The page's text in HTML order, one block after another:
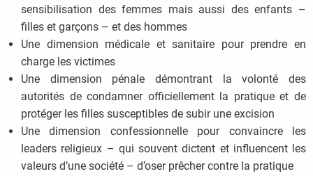
sensibilisation des femmes mais aussi des enfants –
filles et garçons – et des hommes
Une dimension médicale et sanitaire pour prendre en
charge les victimes
Une dimension pénale démontrant la volonté des
autorités de condamner officiellement la pratique et de
protéger les filles susceptibles de subir une excision
Une dimension confessionnelle pour convaincre les
leaders religieux – qui souvent dictent et influencent les
valeurs d’une société – d’oser prêcher contre la pratique